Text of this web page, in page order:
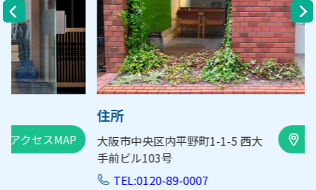
大阪市中央区内平野町1-1-5 西大
手前ビル103号
アクセスMAP
TEL:0120-89-0007